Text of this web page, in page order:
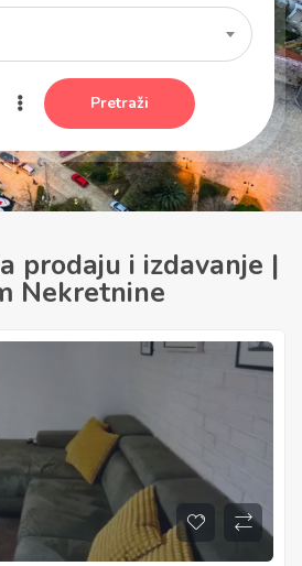
Pretraži
prodaju i izdavanje |
Nekretnine
Za Rentiranje
1.800 €